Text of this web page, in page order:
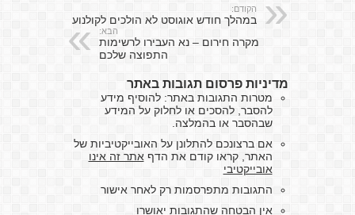
הקודם:
במהלך חודש אוגוסט לא הולכים לקולנוע
הבא:
מקרה חירום – נא העבירו לרשימות
התפוצה שלכם
מדיניות פרסום תגובות באתר
מטרות התגובות באתר: להוסיף מידע
להסבר, להסכים או לחלוק על המידע
שבהסבר או בהמלצה.
אם ברצונכם להתלונן על האובייקטיביות של
האתר, קראו קודם את הדף אתר זה אינו
אובייקטיבי
התגובות מתפרסמות רק לאחר אישור
אין הבטחה שהתגובות יאושרו